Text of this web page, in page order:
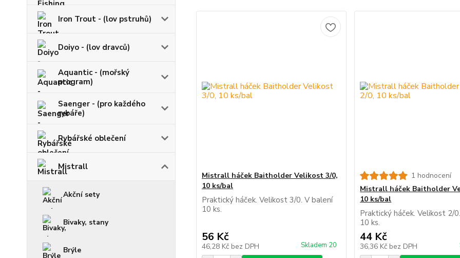
Iron Trout - (lov pstruhů)
Doiyo - (lov dravců)
Aquantic - (mořský
program)
Saenger - (pro každého
rybáře)
Rybářské oblečení
Mistrall
Akční sety
Bivaky, stany
Brýle
Mistrall háček Baitholder Velikost 3/0,
10 ks/bal
Praktický háček. Velikost 3/0. V balení
10 ks.
56 Kč
46,28 Kč bez DPH Skladem 20
1 hodnocení
Mistrall háček Baitholder
10 ks/bal
Praktický háček. Velikost 2/
10 ks.
44 Kč
36,36 Kč bez DPH